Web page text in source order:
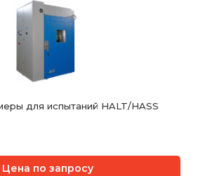
для испытаний HALT/HASS
Цена по запросу